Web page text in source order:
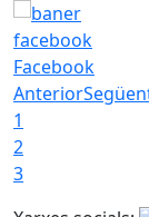
Facebook
Anterior
1
2
3